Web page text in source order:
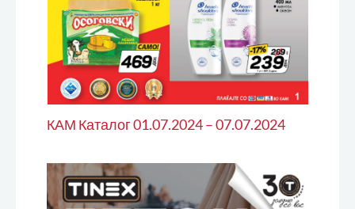
КАМ Каталог 01.07.2024 – 07.07.2024